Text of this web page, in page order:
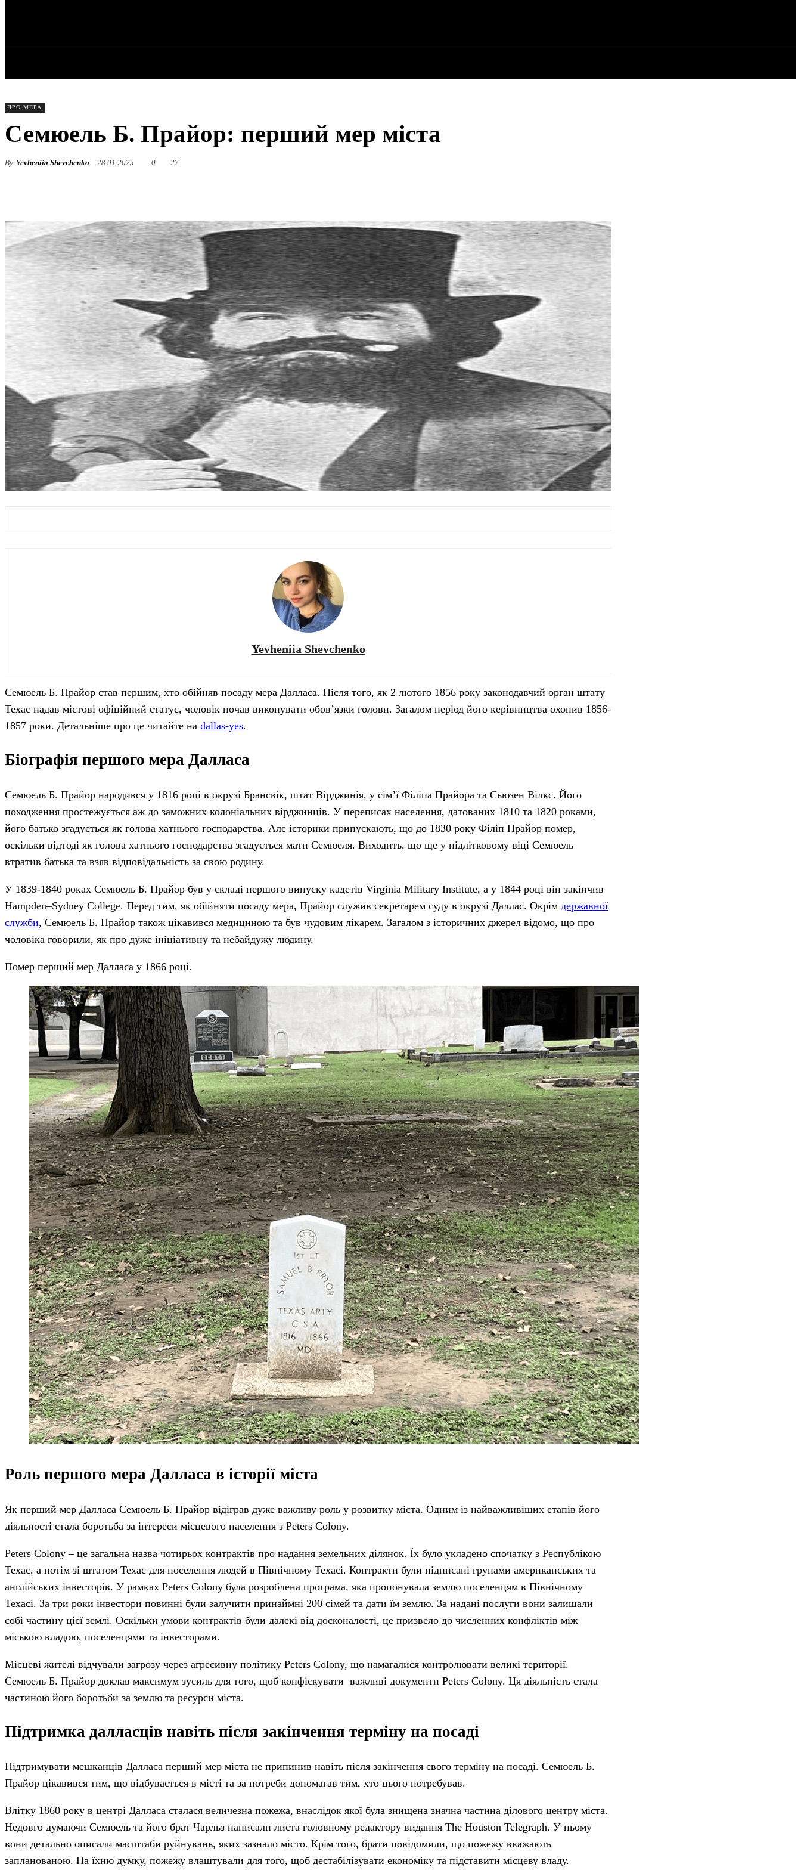
ПРО МЕРА
Семюель Б. Прайор: перший мер міста
By Yevheniia Shevchenko 28.01.2025 0 27
Yevheniia Shevchenko
Семюель Б. Прайор став першим, хто обійняв посаду мера Далласа. Після того, як 2 лютого 1856 року законодавчий орган штату
Техас надав містові офіційний статус, чоловік почав виконувати обов’язки голови. Загалом період його керівництва охопив 1856-
1857 роки. Детальніше про це читайте на dallas-yes.
Біографія першого мера Далласа
Семюель Б. Прайор народився у 1816 році в окрузі Брансвік, штат Вірджинія, у сім’ї Філіпа Прайора та Сьюзен Вілкс. Його
походження простежується аж до заможних колоніальних вірджинців. У переписах населення, датованих 1810 та 1820 роками,
його батько згадується як голова хатнього господарства. Але історики припускають, що до 1830 року Філіп Прайор помер,
оскільки відтоді як голова хатнього господарства згадується мати Семюеля. Виходить, що ще у підлітковому віці Семюель
втратив батька та взяв відповідальність за свою родину.
У 1839-1840 роках Семюель Б. Прайор був у складі першого випуску кадетів Virginia Military Institute, а у 1844 році він закінчив
Hampden–Sydney College. Перед тим, як обійняти посаду мера, Прайор служив секретарем суду в окрузі Даллас. Окрім державної
служби, Семюель Б. Прайор також цікавився медициною та був чудовим лікарем. Загалом з історичних джерел відомо, що про
чоловіка говорили, як про дуже ініціативну та небайдужу людину.
Помер перший мер Далласа у 1866 році.
Роль першого мера Далласа в історії міста
Як перший мер Далласа Семюель Б. Прайор відіграв дуже важливу роль у розвитку міста. Одним із найважливіших етапів його
діяльності стала боротьба за інтереси місцевого населення з Peters Colony.
Peters Colony – це загальна назва чотирьох контрактів про надання земельних ділянок. Їх було укладено спочатку з Республікою
Техас, а потім зі штатом Техас для поселення людей в Північному Техасі. Контракти були підписані групами американських та
англійських інвесторів. У рамках Peters Colony була розроблена програма, яка пропонувала землю поселенцям в Північному
Техасі. За три роки інвестори повинні були залучити принаймні 200 сімей та дати їм землю. За надані послуги вони залишали
собі частину цієї землі. Оскільки умови контрактів були далекі від досконалості, це призвело до численних конфліктів між
міською владою, поселенцями та інвесторами.
Місцеві жителі відчували загрозу через агресивну політику Peters Colony, що намагалися контролювати великі території.
Семюель Б. Прайор доклав максимум зусиль для того, щоб конфіскувати важливі документи Peters Colony. Ця діяльність стала
частиною його боротьби за землю та ресурси міста.
Підтримка далласців навіть після закінчення терміну на посаді
Підтримувати мешканців Далласа перший мер міста не припинив навіть після закінчення свого терміну на посаді. Семюель Б.
Прайор цікавився тим, що відбувається в місті та за потреби допомагав тим, хто цього потребував.
Влітку 1860 року в центрі Далласа сталася величезна пожежа, внаслідок якої була знищена значна частина ділового центру міста.
Недовго думаючи Семюель та його брат Чарльз написали листа головному редактору видання The Houston Telegraph. У ньому
вони детально описали масштаби руйнувань, яких зазнало місто. Крім того, брати повідомили, що пожежу вважають
запланованою. На їхню думку, пожежу влаштували для того, щоб дестабілізувати економіку та підставити місцеву владу.